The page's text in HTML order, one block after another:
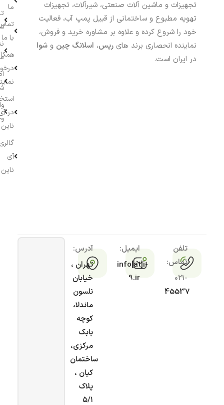
تجهیزات و ماشین آلات صنعتی، شیرآلات، تجهیزات
تهویه مطبوع و ساختمانی از قبیل پمپ آب، فعالیت
خود را شروع کرده و علاوه بر مشاوره خرید و فروش،
نماینده انحصاری برند های رپس، اسلانگ چین و شوا
در ایران است.
ما
با ما
در
ناین
آی
ناین
تلفن
تماس:
021-
45537
ایمیل:
info[at]i-
9.ir
آدرس:
تهران ،
خیابان
نلسون
ماندلا،
کوچه
بابک
مرکزی،
ساختمان
کیان ،
پلاک
۵/۱